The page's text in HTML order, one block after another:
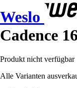
Weslo
Cadence
Produkt nicht verfügbar
Alle Varianten